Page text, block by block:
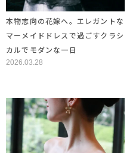
本物志向の花嫁へ。エレガントな
マーメイドドレスで過ごすクラシ
カルでモダンな一日
2026.03.28